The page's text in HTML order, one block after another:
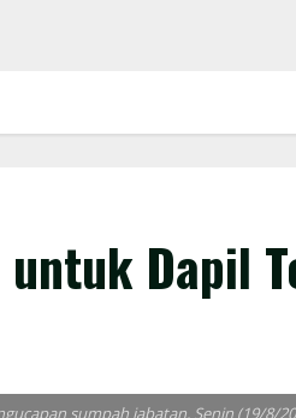
Dapil